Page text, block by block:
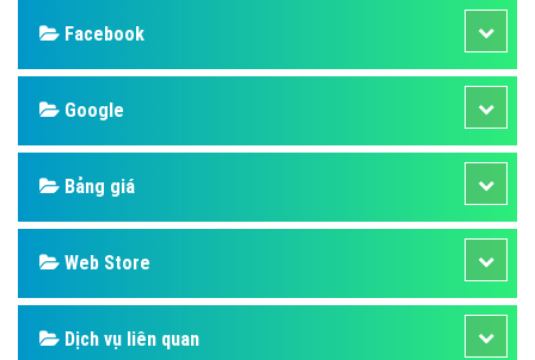
Facebook
Google
Bảng giá
Web Store
Dịch vụ liên quan